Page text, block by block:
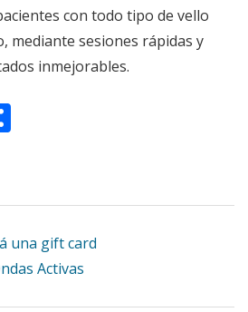
con todo tipo de vello
mediante sesiones rápidas y
inmejorables.
una gift card
Activas